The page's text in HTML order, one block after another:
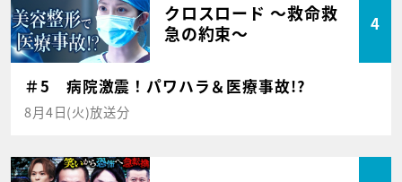
クロスロード ～救命救
急の約束～
4
＃5 病院激震！パワハラ＆医療事故!?
8月4日(火)放送分